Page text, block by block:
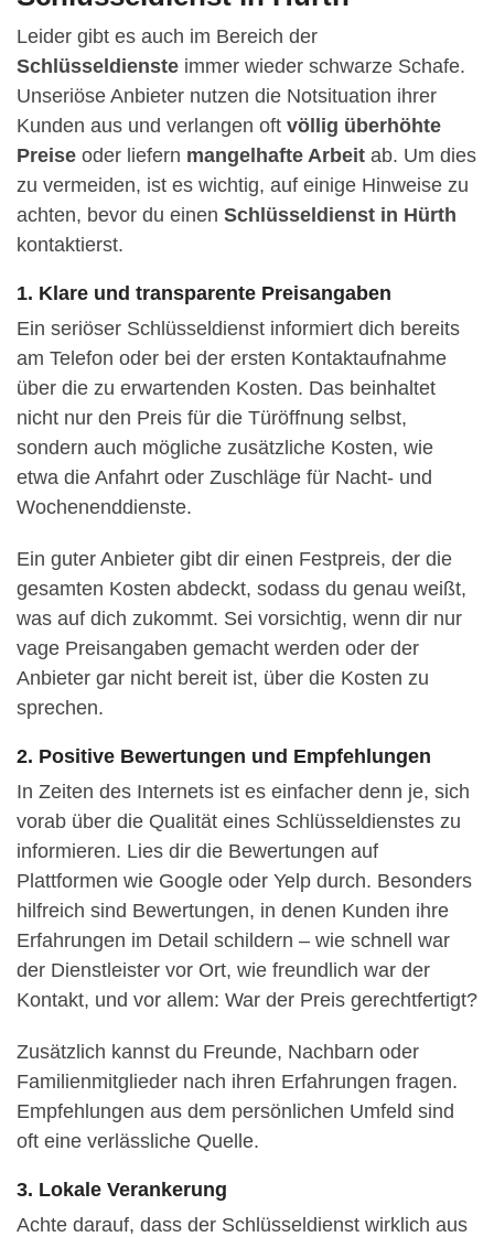
Leider gibt es auch im Bereich der
Schlüsseldienste immer wieder schwarze Schafe.
Unseriöse Anbieter nutzen die Notsituation ihrer
Kunden aus und verlangen oft völlig überhöhte
Preise oder liefern mangelhafte Arbeit ab. Um dies
zu vermeiden, ist es wichtig, auf einige Hinweise zu
achten, bevor du einen Schlüsseldienst in Hürth
kontaktierst.
1. Klare und transparente Preisangaben
Ein seriöser Schlüsseldienst informiert dich bereits
am Telefon oder bei der ersten Kontaktaufnahme
über die zu erwartenden Kosten. Das beinhaltet
nicht nur den Preis für die Türöffnung selbst,
sondern auch mögliche zusätzliche Kosten, wie
etwa die Anfahrt oder Zuschläge für Nacht- und
Wochenenddienste.
Ein guter Anbieter gibt dir einen Festpreis, der die
gesamten Kosten abdeckt, sodass du genau weißt,
was auf dich zukommt. Sei vorsichtig, wenn dir nur
vage Preisangaben gemacht werden oder der
Anbieter gar nicht bereit ist, über die Kosten zu
sprechen.
2. Positive Bewertungen und Empfehlungen
In Zeiten des Internets ist es einfacher denn je, sich
vorab über die Qualität eines Schlüsseldienstes zu
informieren. Lies dir die Bewertungen auf
Plattformen wie Google oder Yelp durch. Besonders
hilfreich sind Bewertungen, in denen Kunden ihre
Erfahrungen im Detail schildern – wie schnell war
der Dienstleister vor Ort, wie freundlich war der
Kontakt, und vor allem: War der Preis gerechtfertigt?
Zusätzlich kannst du Freunde, Nachbarn oder
Familienmitglieder nach ihren Erfahrungen fragen.
Empfehlungen aus dem persönlichen Umfeld sind
oft eine verlässliche Quelle.
3. Lokale Verankerung
Achte darauf, dass der Schlüsseldienst wirklich aus